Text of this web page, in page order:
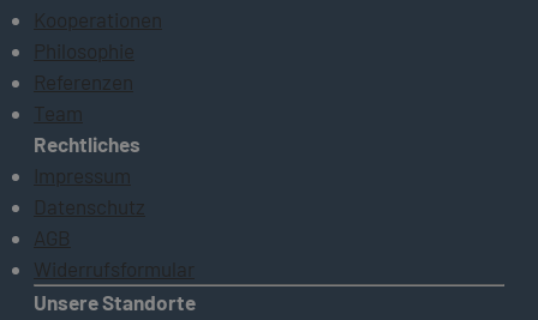
Kooperationen
Philosophie
Referenzen
Team
Rechtliches
Impressum
Datenschutz
AGB
Widerrufsformular
Unsere Standorte